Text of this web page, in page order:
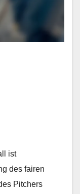
ist
des fairen
Pitchers